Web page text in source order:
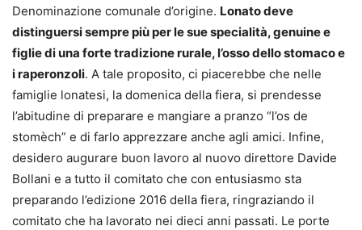
Denominazione comunale d’origine. Lonato deve
distinguersi sempre più per le sue specialità, genuine e
figlie di una forte tradizione rurale, l’osso dello stomaco e
i raperonzoli. A tale proposito, ci piacerebbe che nelle
famiglie lonatesi, la domenica della fiera, si prendesse
l’abitudine di preparare e mangiare a pranzo “l’os de
stomèch” e di farlo apprezzare anche agli amici. Infine,
desidero augurare buon lavoro al nuovo direttore Davide
Bollani e a tutto il comitato che con entusiasmo sta
preparando l’edizione 2016 della fiera, ringraziando il
comitato che ha lavorato nei dieci anni passati. Le porte